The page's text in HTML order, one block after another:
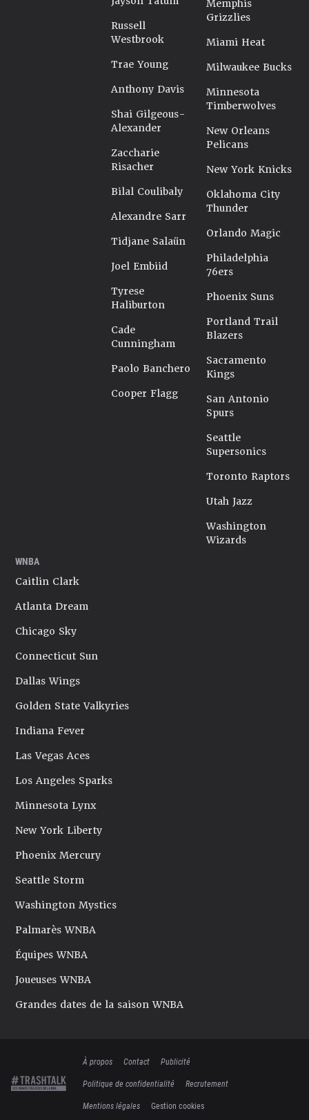
Russell
Westbrook
Trae Young
Anthony Davis
Shai Gilgeous-
Alexander
Zaccharie
Risacher
Bilal Coulibaly
Alexandre Sarr
Tidjane Salaün
Joel Embiid
Tyrese
Haliburton
Cade
Cunningham
Paolo Banchero
Cooper Flagg
Memphis
Grizzlies
Miami Heat
Milwaukee Bucks
Minnesota
Timberwolves
New Orleans
Pelicans
New York Knicks
Oklahoma City
Thunder
Orlando Magic
Philadelphia
76ers
Phoenix Suns
Portland Trail
Blazers
Sacramento
Kings
San Antonio
Spurs
Seattle
Supersonics
Toronto Raptors
Utah Jazz
Washington
Wizards
WNBA
Caitlin Clark
Atlanta Dream
Chicago Sky
Connecticut Sun
Dallas Wings
Golden State Valkyries
Indiana Fever
Las Vegas Aces
Los Angeles Sparks
Minnesota Lynx
New York Liberty
Phoenix Mercury
Seattle Storm
Washington Mystics
Palmarès WNBA
Équipes WNBA
Joueuses WNBA
Grandes dates de la saison WNBA
À propos Contact
Publicité
Politique de confidentialité
Recrutement
Mentions légales
Gestion cookies